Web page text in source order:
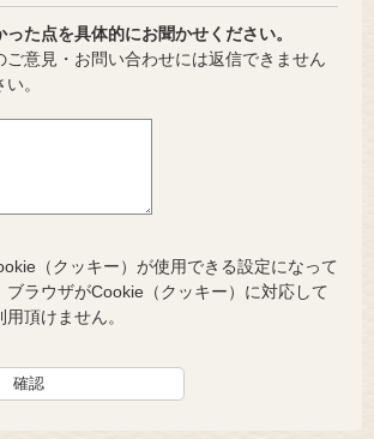
た点を具体的にお聞かせください。
ご意見・お問い合わせには返信できません
。
（クッキー）が使用できる設定になって
ブラウザがCookie（クッキー）に対応して
頂けません。